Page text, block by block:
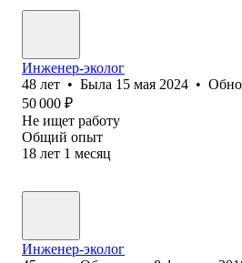
Инженер-эколог
48 лет • Была 15 мая 2024 •
50 000 ₽
Не ищет работу
Общий опыт
18 лет 1 месяц
Инженер-эколог